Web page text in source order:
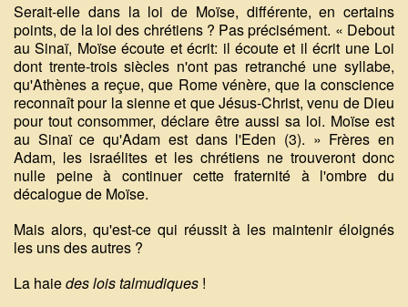
Serait-elle dans la loi de Moïse, différente, en certains
points, de la loi des chrétiens ? Pas précisément. « Debout
au Sinaï, Moïse écoute et écrit: il écoute et il écrit une Loi
dont trente-trois siècles n'ont pas retranché une syllabe,
qu'Athènes a reçue, que Rome vénère, que la conscience
reconnaît pour la sienne et que Jésus-Christ, venu de Dieu
pour tout consommer, déclare être aussi sa loi. Moïse est
au Sinaï ce qu'Adam est dans l'Eden (3). » Frères en
Adam, les israélites et les chrétiens ne trouveront donc
nulle peine à continuer cette fraternité à l'ombre du
décalogue de Moïse.
Mais alors, qu'est-ce qui réussit à les maintenir éloignés
les uns des autres ?
La haiedes lois talmudiques !